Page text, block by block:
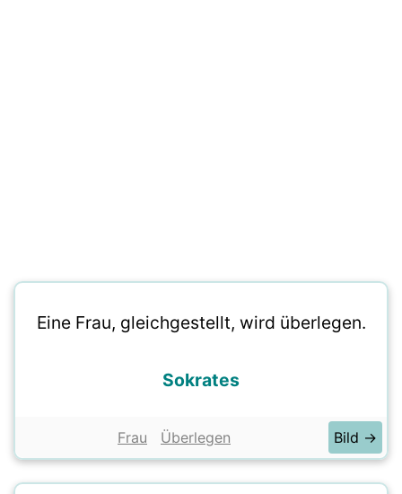
Eine Frau, gleichgestellt, wird überlegen.
Sokrates
Frau Überlegen Bild →